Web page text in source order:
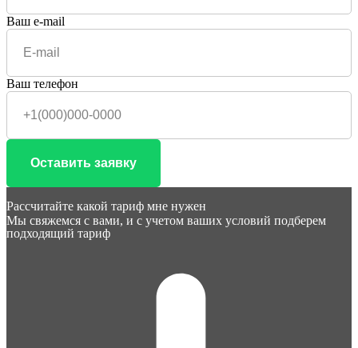
Ваш e-mail
Ваш телефон
Оставить заявку
Рассчитайте какой тариф мне нужен
Мы свяжемся с вами, и с учетом ваших условий подберем
подходящий тариф